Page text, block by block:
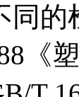
同的
《